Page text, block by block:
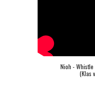
Nioh -
(Klas